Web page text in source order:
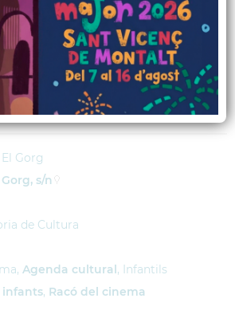
familiar:
busca de la
Gorg
s/n
de Cultura
Agenda cultural, Infantils
infants, Racó del cinema